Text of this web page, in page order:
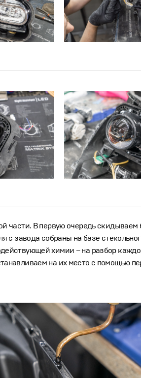
части. В первую очередь
с завода собраны на базе
химии – на разбор
на их место с помощью